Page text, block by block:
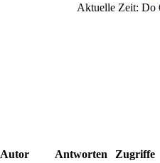
Aktuelle Zeit: Do
Autor Antworten Zugriffe